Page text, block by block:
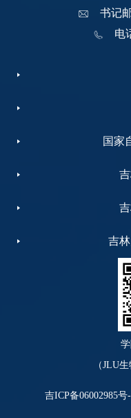
书记
电
国家
吉
（JLU
吉ICP备06002985号